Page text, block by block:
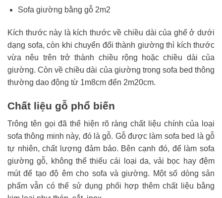
Sofa giường bằng gỗ 2m2
Kích thước này là kích thước về chiều dài của ghế ở dưới
dạng sofa, còn khi chuyển đổi thành giường thì kích thước
vừa nêu trên trở thành chiều rộng hoặc chiều dài của
giường. Còn về chiều dài của giường trong sofa bed thông
thường dao động từ 1m8cm đến 2m20cm.
Chất liệu gỗ phổ biến
Trông tên gọi đã thể hiện rõ ràng chất liệu chính của loại
sofa thông minh này, đó là gỗ. Gỗ được làm sofa bed là gỗ
tự nhiên, chất lượng đảm bảo. Bên cạnh đó, để làm sofa
giường gỗ, không thể thiếu cái loại da, vải bọc hay đệm
mút để tạo độ êm cho sofa và giường. Một số dòng sản
phẩm vẫn có thể sử dụng phối hợp thêm chất liệu bằng